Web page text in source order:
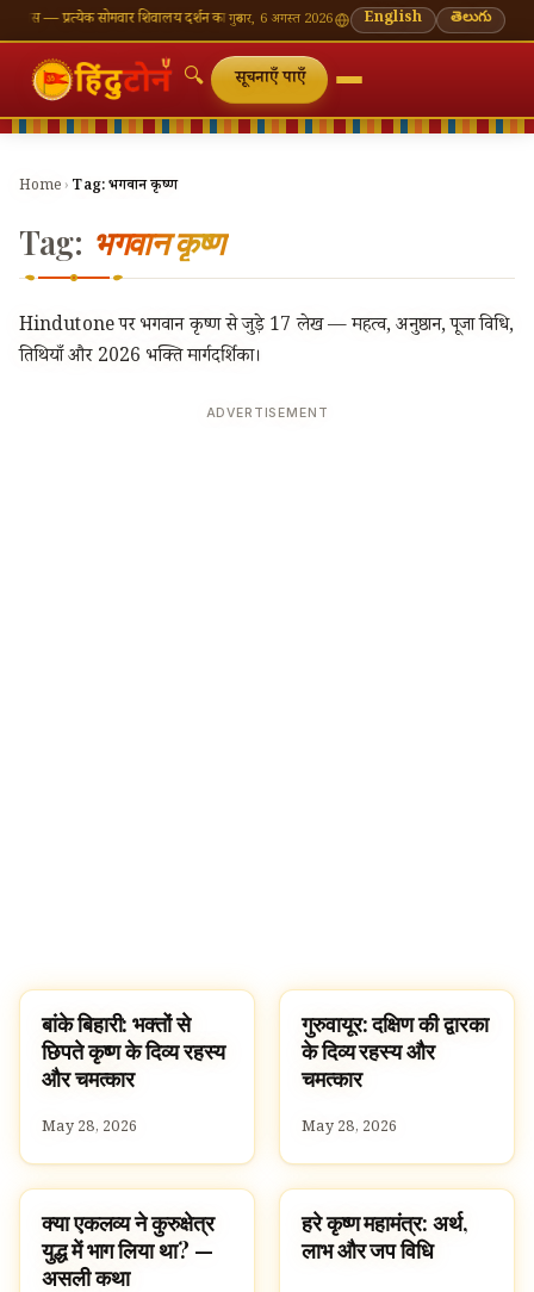
— प्रत्येक सोमवार शिवालय दर्शन का महत्व🌸 गणेश चतुर्थी — भाद्रपद शुक्ल चतुर्थी⛩ काशी
गुरुवार, 6 अगस्त 2026 English తెలుగు
🔍 सूचनाएँ पाएँ
Home › Tag:भगवान कृष्ण
Tag: भगवान कृष्ण
Hindutone पर भगवान कृष्ण से जुड़े 17 लेख — महत्व, अनुष्ठान, पूजा विधि,
तिथियाँ और 2026 भक्ति मार्गदर्शिका।
ADVERTISEMENT
TEMPLES
बांके बिहारी: भक्तों से
छिपते कृष्ण के दिव्य रहस्य
और चमत्कार
May 28, 2026
TEMPLES
गुरुवायूर: दक्षिण की द्वारका
के दिव्य रहस्य और
चमत्कार
May 28, 2026
STORIES
क्या एकलव्य ने कुरुक्षेत्र
युद्ध में भाग लिया था? —
असली कथा
पूजा, श्लोक और मंत्र
हरे कृष्ण महामंत्र: अर्थ,
लाभ और जप विधि